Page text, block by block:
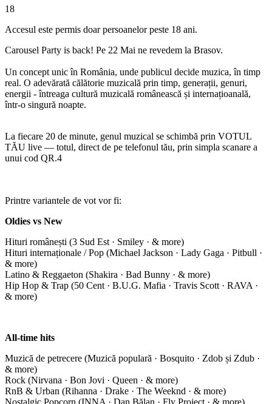
18
Accesul este permis doar persoanelor peste 18 ani.
Carousel Party is back! Pe 22 Mai ne revedem la Brasov.
Un concept unic în România, unde publicul decide muzica, în timp
real. O adevărată călătorie muzicală prin timp, generații, genuri,
energii - întreaga cultură muzicală românească și internațioanală,
într-o singură noapte.
La fiecare 20 de minute, genul muzical se schimbă prin VOTUL
TĂU live — totul, direct de pe telefonul tău, prin simpla scanare a
unui cod QR.4
Printre variantele de vot vor fi:
Oldies vs New
Hituri românești (3 Sud Est · Smiley · & more)
Hituri internaționale / Pop (Michael Jackson · Lady Gaga · Pitbull ·
& more)
Latino & Reggaeton (Shakira · Bad Bunny · & more)
Hip Hop & Trap (50 Cent · B.U.G. Mafia · Travis Scott · RAVA ·
& more)
All-time hits
Muzică de petrecere (Muzică populară · Bosquito · Zdob și Zdub ·
& more)
Rock (Nirvana · Bon Jovi · Queen · & more)
RnB & Urban (Rihanna · Drake · The Weeknd · & more)
Nostalgic Popcorn (INNA · Dan Bălan · Fly Project · & more)